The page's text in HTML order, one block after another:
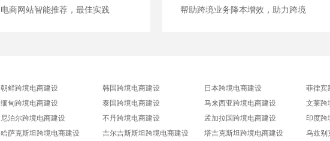
电商网站智能推荐，最佳实践
帮助跨境业务降本增效，助力跨境
朝鲜跨境电商建设 韩国跨境电商建设 日本跨境电商建设 菲律宾
缅甸跨境电商建设 泰国跨境电商建设 马来西亚跨境电商建设 文莱跨
尼泊尔跨境电商建设 不丹跨境电商建设 孟加拉国跨境电商建设 印度跨
哈萨克斯坦跨境电商建设 吉尔吉斯斯坦跨境电商建设 塔吉克斯坦跨境电商建设 乌兹别